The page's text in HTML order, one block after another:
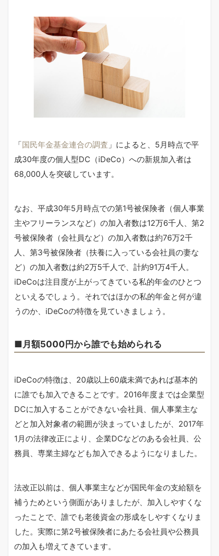
「国民年金基金連合の調査 」によると、5月時点で平
成30年度の個人型DC（iDeCo）への新規加入者は
68,000人を突破しています。
なお、平成30年5月時点での第1号被保険者（個人事業
主やフリーランスなど）の加入者数は12万6千人、第2
号被保険者（会社員など）の加入者数は約76万2千
人、第3号被保険者（扶養に入っている会社員の妻な
ど）の加入者数は約2万5千人で、計約91万4千人。
iDeCoは注目度が上がってきている私的年金のひとつ
といえるでしょう。それではほかの私的年金と何が違
うのか、iDeCoの特徴を見ていきましょう。
■月額5000円から誰でも始められる
iDeCoの特徴は、20歳以上60歳未満であれば基本的
に誰でも加入できることです。2016年度までは企業型
DCに加入することができない会社員、個人事業主な
どと加入対象者の範囲が決まっていましたが、2017年
1月の法律改正により、企業DCなどのある会社員、公
務員、専業主婦なども加入できるようになりました。
法改正以前は、個人事業主などが国民年金の支給額を
補うためという側面がありましたが、加入しやすくな
ったことで、誰でも老後資金の形成をしやすくなりま
した。実際に第2号被保険者にあたる会社員や公務員
の加入も増えてきています。